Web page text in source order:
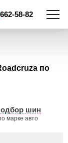
662-58-82
по
шин
марке авто